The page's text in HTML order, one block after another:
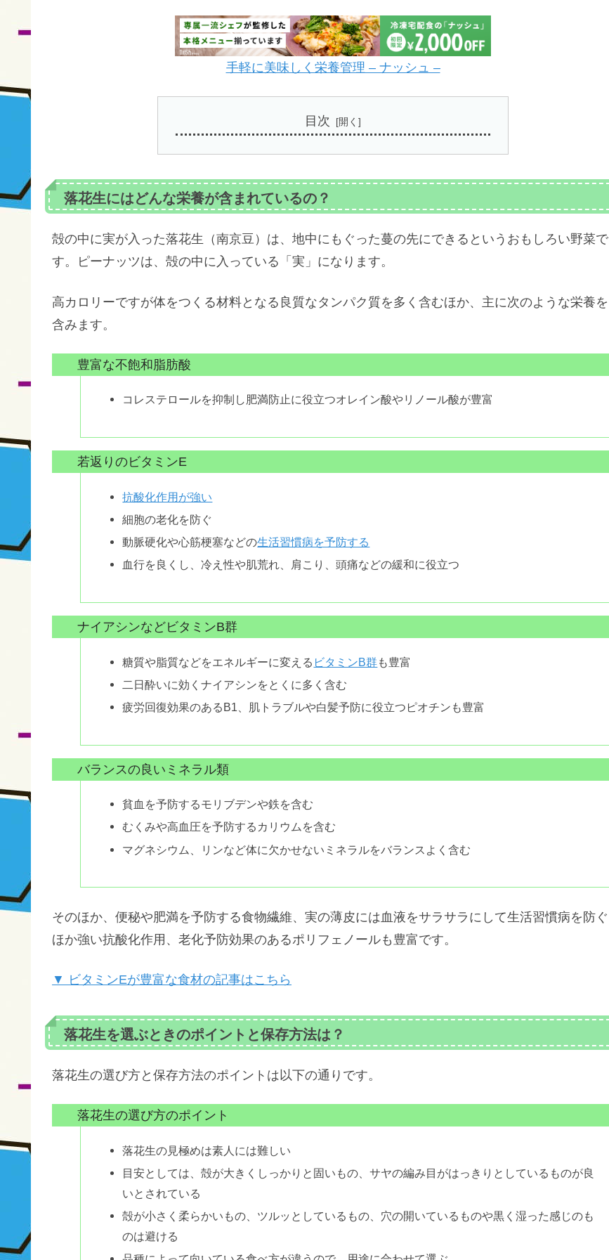
手軽に美味しく栄養管理 – ナッシュ –
目次
落花生にはどんな栄養が含まれているの？
殻の中に実が入った落花生（南京豆）は、地中にもぐった蔓の先にできるというおもしろい野菜で
す。ピーナッツは、殻の中に入っている「実」になります。
高カロリーですが体をつくる材料となる良質なタンパク質を多く含むほか、主に次のような栄養を
含みます。
豊富な不飽和脂肪酸
コレステロールを抑制し肥満防止に役立つオレイン酸やリノール酸が豊富
若返りのビタミンE
抗酸化作用が強い
細胞の老化を防ぐ
動脈硬化や心筋梗塞などの生活習慣病を予防する
血行を良くし、冷え性や肌荒れ、肩こり、頭痛などの緩和に役立つ
ナイアシンなどビタミンB群
糖質や脂質などをエネルギーに変える ビタミンB群も豊富
二日酔いに効くナイアシンをとくに多く含む
疲労回復効果のあるB1、肌トラブルや白髪予防に役立つピオチンも豊富
バランスの良いミネラル類
貧血を予防するモリブデンや鉄を含む
むくみや高血圧を予防するカリウムを含む
マグネシウム、リンなど体に欠かせないミネラルをバランスよく含む
そのほか、便秘や肥満を予防する食物繊維、実の薄皮には血液をサラサラにして生活習慣病を防ぐ
ほか強い抗酸化作用、老化予防効果のあるポリフェノールも豊富です。
▼ ビタミンEが豊富な食材の記事はこちら
落花生を選ぶときのポイントと保存方法は？
落花生の選び方と保存方法のポイントは以下の通りです。
落花生の選び方のポイント
落花生の見極めは素人には難しい
目安としては、殻が大きくしっかりと固いもの、サヤの編み目がはっきりとしているものが良
いとされている
殻が小さく柔らかいもの、ツルッとしているもの、穴の開いているものや黒く湿った感じのも
のは避ける